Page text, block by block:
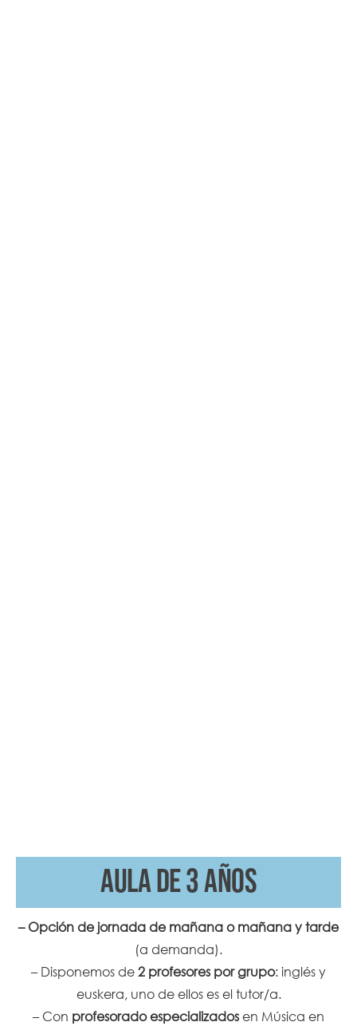
Aula de 3 años
– Opción de jornada de mañana o mañana y tarde
(a demanda).
– Disponemos de2 profesores por grupo: inglés y
euskera, uno de ellos es el tutor/a.
– Con profesorado especializadosen Música en